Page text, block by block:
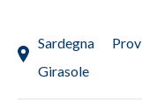
Sardegna
Girasole